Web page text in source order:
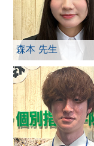
森本 先生